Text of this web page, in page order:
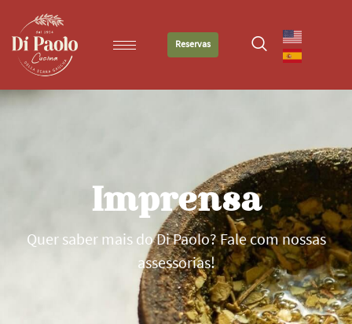
Reservas
Imprensa
Quer saber mais do Di Paolo? Fale com nossas
assessorias!